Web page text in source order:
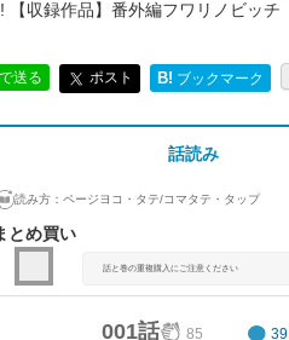
【収録作品】番外編フワリノビッチ
送る ポスト B! ブックマーク
話読み
読み方： ページヨコ・タテ/コマタテ・タップ
とめ買い
話と巻の重複購入にご注意ください
001話 85 39